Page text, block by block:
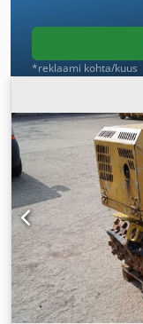
*reklaami kohta/kuus